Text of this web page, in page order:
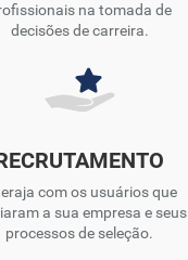
na tomada de
decisões de carreira.
com os usuários que
a sua empresa e seus
processos de seleção.